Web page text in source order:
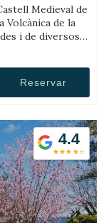
Medieval de
Volcànica de la
i de diversos
Reservar
4.4